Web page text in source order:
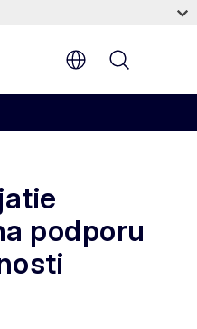
podporu